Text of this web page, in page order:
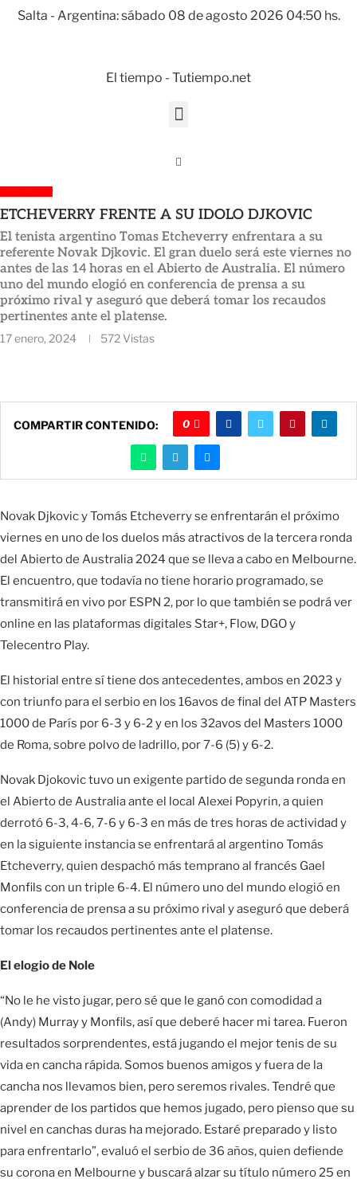
Salta - Argentina: sábado 08 de agosto 2026 04:50 hs.
El tiempo - Tutiempo.net
ETCHEVERRY FRENTE A SU IDOLO DJKOVIC
El tenista argentino Tomas Etcheverry enfrentara a su
referente Novak Djkovic. El gran duelo será este viernes no
antes de las 14 horas en el Abierto de Australia. El número
uno del mundo elogió en conferencia de prensa a su
próximo rival y aseguró que deberá tomar los recaudos
pertinentes ante el platense.
17 enero, 2024 572 Vistas
COMPARTIR CONTENIDO: 0
Novak Djkovic y Tomás Etcheverry se enfrentarán el próximo
viernes en uno de los duelos más atractivos de la tercera ronda
del Abierto de Australia 2024 que se lleva a cabo en Melbourne.
El encuentro, que todavía no tiene horario programado, se
transmitirá en vivo por ESPN 2, por lo que también se podrá ver
online en las plataformas digitales Star+, Flow, DGO y
Telecentro Play.
El historial entre sí tiene dos antecedentes, ambos en 2023 y
con triunfo para el serbio en los 16avos de final del ATP Masters
1000 de París por 6-3 y 6-2 y en los 32avos del Masters 1000
de Roma, sobre polvo de ladrillo, por 7-6 (5) y 6-2.
Novak Djokovic tuvo un exigente partido de segunda ronda en
el Abierto de Australia ante el local Alexei Popyrin, a quien
derrotó 6-3, 4-6, 7-6 y 6-3 en más de tres horas de actividad y
en la siguiente instancia se enfrentará al argentino Tomás
Etcheverry, quien despachó más temprano al francés Gael
Monfils con un triple 6-4. El número uno del mundo elogió en
conferencia de prensa a su próximo rival y aseguró que deberá
tomar los recaudos pertinentes ante el platense.
El elogio de Nole
“No le he visto jugar, pero sé que le ganó con comodidad a
(Andy) Murray y Monfils, así que deberé hacer mi tarea. Fueron
resultados sorprendentes, está jugando el mejor tenis de su
vida en cancha rápida. Somos buenos amigos y fuera de la
cancha nos llevamos bien, pero seremos rivales. Tendré que
aprender de los partidos que hemos jugado, pero pienso que su
nivel en canchas duras ha mejorado. Estaré preparado y listo
para enfrentarlo”, evaluó el serbio de 36 años, quien defiende
su corona en Melbourne y buscará alzar su título número 25 en